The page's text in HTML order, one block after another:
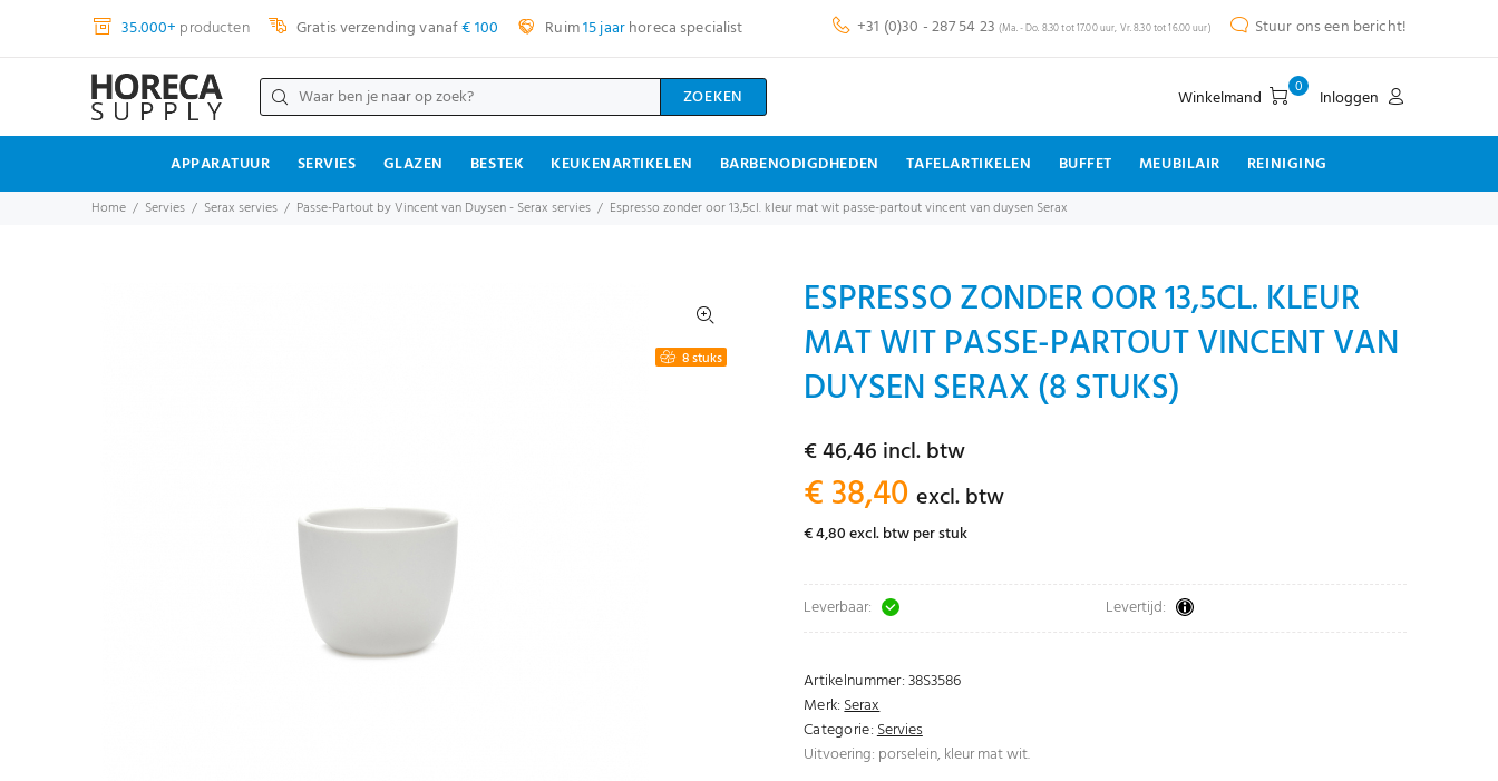
35.000+ producten Gratis verzending vanaf€ 100 Ruim15 jaarhoreca specialist +31 (0)30 - 287 54 23 (Ma. - Do. 8.30 tot 17.00 uur, Vr. 8.30 tot 16.00 uur) Stuur ons een bericht!
ZOEKEN Winkelmand 0 Inloggen
APPARATUUR SERVIES GLAZEN BESTEK KEUKENARTIKELEN BARBENODIGDHEDEN TAFELARTIKELEN BUFFET MEUBILAIR REINIGING
Home Servies Serax servies Passe-Partout by Vincent van Duysen - Serax servies Espresso zonder oor 13,5cl. kleur mat wit passe-partout vincent van duysen Serax
8 stuks
ESPRESSO ZONDER OOR 13,5CL. KLEUR
MAT WIT PASSE-PARTOUT VINCENT VAN
DUYSEN SERAX (8 STUKS)
€ 46,46 incl. btw
€ 38,40 excl. btw
€ 4,80 excl. btw per stuk
Leverbaar: Levertijd:
Artikelnummer:38S3586
Merk:Serax
Categorie:Servies
Uitvoering: porselein, kleur mat wit.